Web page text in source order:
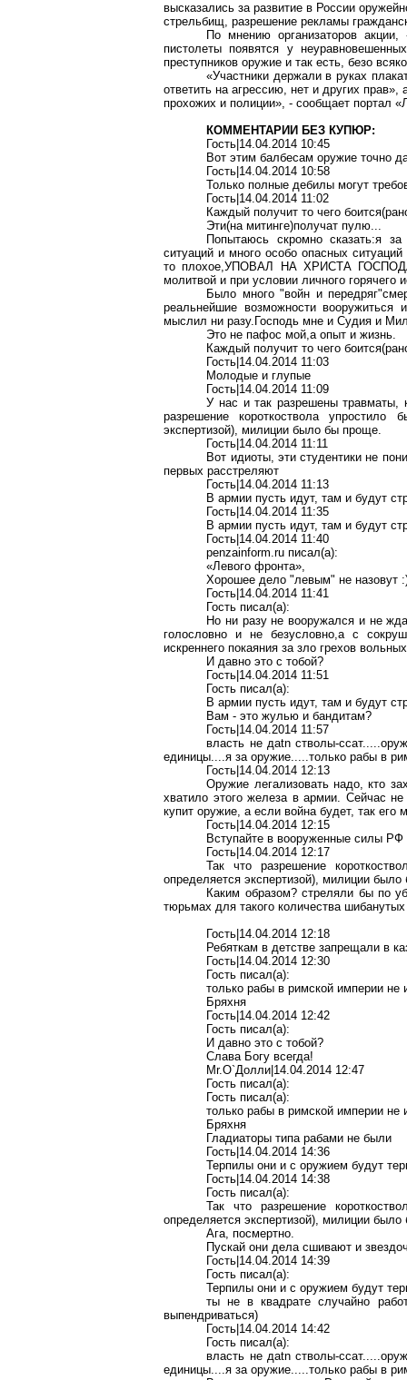
высказались за развитие в России
стрельбищ, разрешение рекламы
По мнению организаторов
пистолеты появятся у
преступников оружие и так есть, безо
«Участники держали в руках
ответить на агрессию, нет и других
прохожих и полиции», - сообщает портал
КОММЕНТАРИИ БЕЗ КУПЮР:
Гость|14.04.2014 10:45
Вот этим балбесам оружие точно
Гость|14.04.2014 10:58
Только полные дебилы могут
Гость|14.04.2014 11:02
Каждый получит то чего
Эти(на митинге)получат пулю...
Попытаюсь скромно сказать:я
ситуаций и много особо опасных
то плохое,УПОВАЛ НА ХРИСТА
молитвой и при условии личного горячего
Было много "войн и
реальнейшие возможности
мыслил ни разу.Господь мне и Судия и
Это не пафос мой,а опыт и жизнь.
Каждый получит то чего
Гость|14.04.2014 11:03
Молодые и глупые
Гость|14.04.2014 11:09
У нас и так разрешены травматы,
разрешение короткоствола
экспертизой), милиции было бы проще.
Гость|14.04.2014 11:11
Вот идиоты, эти студентики не
первых расстреляют
Гость|14.04.2014 11:13
В армии пусть идут, там и будут
Гость|14.04.2014 11:35
В армии пусть идут, там и будут
Гость |14.04.2014 11:40
penzainform.ruписал(a):
«Левого фронта»,
Хорошее дело "левым" не назовут
Гость|14.04.2014 11:41
Гость писал(a):
Но ни разу не вооружался и не
голословно и не безусловно,а с
искреннего покаяния за зло грехов
И давно это с тобой?
Гость|14.04.2014 11:51
Гость писал(a):
В армии пусть идут, там и будут
Вам - это жулью и бандитам?
Гость|14.04.2014 11:57
власть не даtn стволы-
единицы....я за оружие.....только рабы в
Гость|14.04.2014 12:13
Оружие легализовать надо, кто
хватило этого железа в армии. Сейчас
купит оружие, а если война будет, так его
Гость|14.04.2014 12:15
Вступайте в вооруженные силы РФ
Гость|14.04.2014 12:17
Так что разрешение
определяется экспертизой), милиции
Каким образом? стреляли бы по
тюрьмах для такого количества
Гость|14.04.2014 12:18
Ребяткам в детстве запрещали в
Гость|14.04.2014 12:30
Гость писал(a):
только рабы в римской империи не
Бряхня
Гость|14.04.2014 12:42
Гость писал(a):
И давно это с тобой?
Слава Богу всегда!
Mr.O`Долли|14.04.2014 12:47
Гость писал(a):
Гость писал(a):
только рабы в римской империи не
Бряхня
Гладиаторы типа рабами не были
Гость|14.04.2014 14:36
Терпилы они и с оружием будут
Гость|14.04.2014 14:38
Гость писал(a):
Так что разрешение
определяется экспертизой), милиции
Ага, посмертно.
Пускай они дела сшивают и
Гость|14.04.2014 14:39
Гость писал(a):
Терпилы они и с оружием будут
ты не в квадрате случайно
выпендриваться)
Гость|14.04.2014 14:42
Гость писал(a):
власть не даtn стволы-
единицы....я за оружие.....только рабы в